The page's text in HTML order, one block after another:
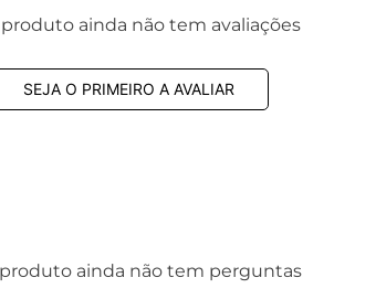
ainda não tem avaliações
SEJA O PRIMEIRO A AVALIAR
ainda não tem perguntas